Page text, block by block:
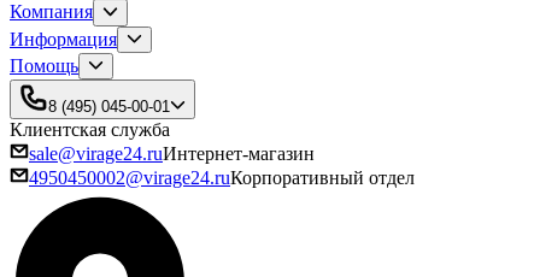
Компания
Информация
Помощь
8 (495) 045-00-01
Клиентская служба
sale@virage24.ruИнтернет-магазин
4950450002@virage24.ruКорпоративный отдел